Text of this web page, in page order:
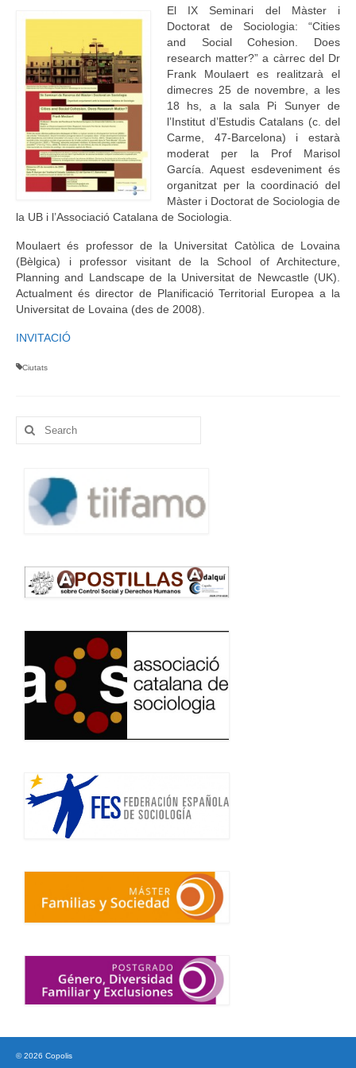
El IX Seminari del Màster i
Doctorat de Sociologia: “Cities
and Social Cohesion. Does
research matter?” a càrrec del Dr
Frank Moulaert es realitzarà el
dimecres 25 de novembre, a les
18 hs, a la sala Pi Sunyer de
l’Institut d’Estudis Catalans (c. del
Carme, 47-Barcelona) i estarà
moderat per la Prof Marisol
García. Aquest esdeveniment és
organitzat per la coordinació del
Màster i Doctorat de Sociologia de
la UB i l’Associació Catalana de Sociologia.
Moulaert és professor de la Universitat Catòlica de Lovaina
(Bèlgica) i professor visitant de la School of Architecture,
Planning and Landscape de la Universitat de Newcastle (UK).
Actualment és director de Planificació Territorial Europea a la
Universitat de Lovaina (des de 2008).
INVITACIÓ
Ciutats
Search
for:
© 2026 Copolis